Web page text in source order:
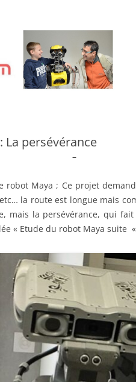
La persévérance
–
robot Maya ; Ce projet
la route est longue mais
mais la persévérance, qui
« Etude du robot Maya suite